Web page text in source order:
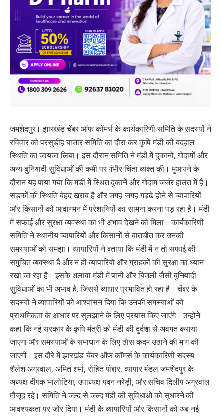
जमशेदपुर। झारखंड चेंबर ऑफ कॉमर्स के कार्यकारिणी समिति के सदस्यों ने
रविवार को परसुडीह बाजार समिति का दौरा कर कृषि मंडी की बदहाल
स्थिति का जायजा लिया। इस दौरान समिति ने मंडी में दुकानों, गोदामों और
अन्य बुनियादी सुविधाओं की कमी पर गंभीर चिंता व्यक्त की। मुआयने के
दौरान यह पाया गया कि मंडी में स्थित दुकानें और गोदाम जर्जर हालत में हैं।
सड़कों की स्थिति बेहद खराब है और जगह-जगह गड्ढे होने से व्यापारियों
और किसानों को आवागमन में परेशानियों का सामना करना पड़ रहा है। मंडी
में सफाई और सुरक्षा व्यवस्था का भी अभाव देखने को मिला। कार्यकारिणी
समिति ने स्थानीय व्यापारियों और किसानों से बातचीत कर उनकी
समस्याओं को समझा। व्यापारियों ने बताया कि मंडी में न तो सफाई की
समुचित व्यवस्था है और न ही व्यापारियों और ग्राहकों की सुरक्षा का ध्यान
रखा जा रहा है। इसके अलावा मंडी में पानी और बिजली जैसी बुनियादी
सुविधाओं का भी अभाव है, जिससे व्यापार प्रभावित हो रहा है। चेंबर के
सदस्यों ने व्यापारियों को आश्वासन दिया कि उनकी समस्याओं को
प्राथमिकता के आधार पर सुलझाने के लिए प्रयास किए जाएंगे। उन्होंने
कहा कि नई सरकार के कृषि मंत्री को मंडी की दुर्दशा से अवगत कराया
जाएगा और समस्याओं के समाधान के लिए ठोस कदम उठाने की मांग की
जाएगी। इस दौरे में झारखंड चेंबर ऑफ कॉमर्स के कार्यकारिणी सदस्य
शैलेश अग्रवाल, अमित शर्मा, रोहित पोद्दार, व्यापार मंडल जमशेदपुर के
अध्यक्ष दीपक भालोटिया, उपाध्यक्ष पवन नरेड़ी, और सचिव दिलीप अग्रवाल
मौजूद रहे। समिति ने जल्द से जल्द मंडी की सुविधाओं को सुधारने की
आवश्यकता पर जोर दिया। मंडी के व्यापारियों और किसानों को अब नई